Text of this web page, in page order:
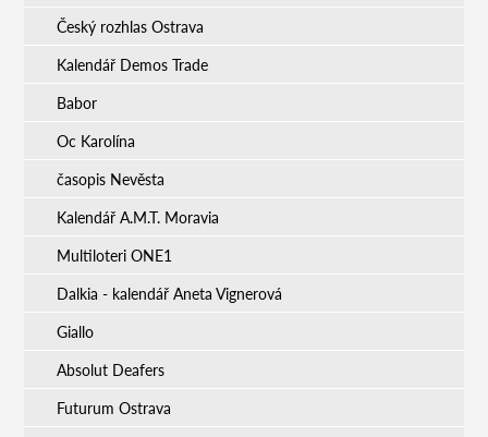
Český rozhlas Ostrava
Kalendář Demos Trade
Babor
Oc Karolína
časopis Nevěsta
Kalendář A.M.T. Moravia
Multiloteri ONE1
Dalkia - kalendář Aneta Vignerová
Giallo
Absolut Deafers
Futurum Ostrava